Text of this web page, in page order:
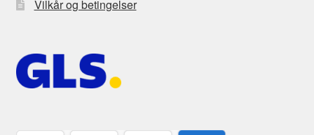
Vilkår og betingelser